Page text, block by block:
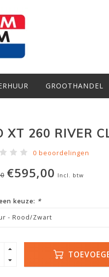
GROOTHANDEL
XT 260 RIVER
0 beoordelingen
€595,00 Incl. btw
keuze: *
- Rood/Zwart